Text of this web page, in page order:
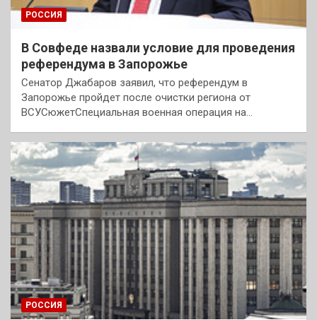
РОССИЯ
В Совфеде назвали условие для проведения
референдума в Запорожье
Сенатор Джабаров заявил, что референдум в
Запорожье пройдет после очистки региона от
ВСУСюжетСпециальная военная операция на…
РОССИЯ